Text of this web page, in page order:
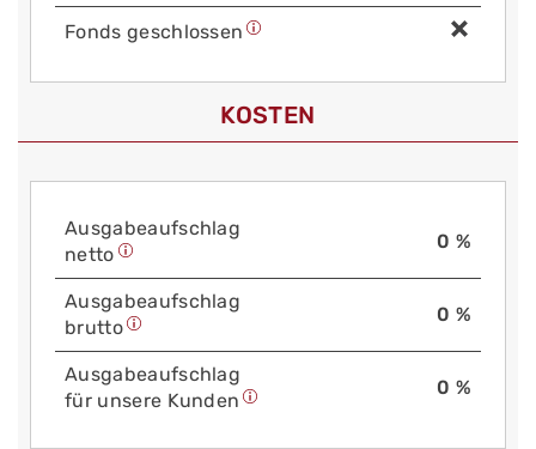
Fonds geschlossen
KOSTEN
Aus­gabe­auf­schlag
netto
0 %
Aus­gabe­auf­schlag
brutto
0 %
Aus­gabe­auf­schlag
für unsere Kunden
0 %